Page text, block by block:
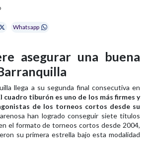
Whatsapp
asegurar una buena
llega a su segunda final consecutiva en
cuadro tiburón es uno de los más firmes y
de los torneos cortos desde su
han logrado conseguir siete títulos
el formato de torneos cortos desde 2004,
su primera estrella bajo esta modalidad